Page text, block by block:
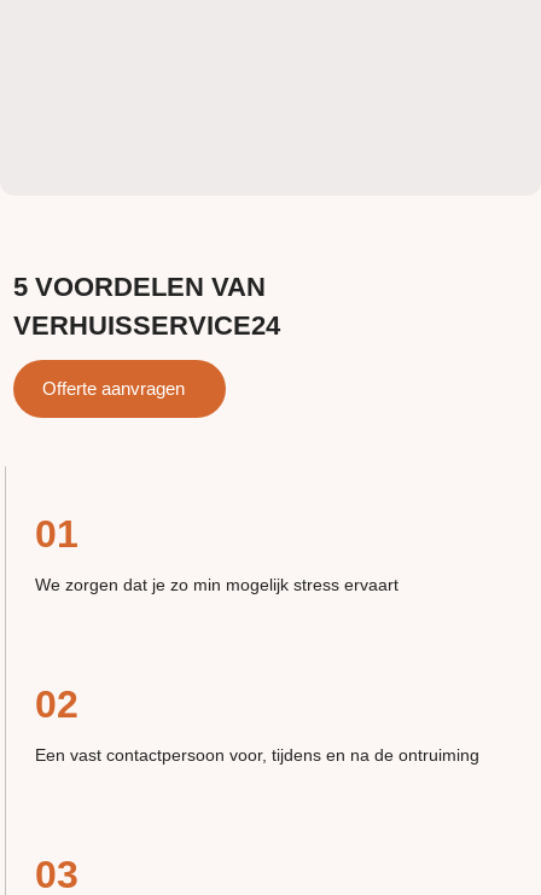
5 VOORDELEN VAN
VERHUISSERVICE24
Offerte aanvragen
01
We zorgen dat je zo min mogelijk stress ervaart
02
Een vast contactpersoon voor, tijdens en na de ontruiming
03